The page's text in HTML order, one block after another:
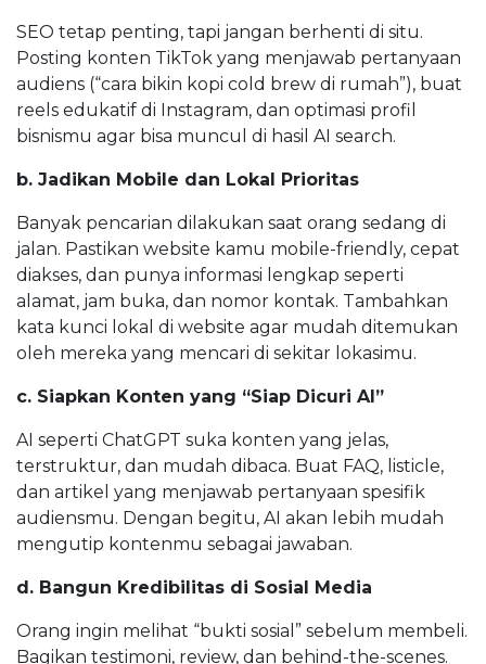
SEO tetap penting, tapi jangan berhenti di situ.
Posting konten TikTok yang menjawab pertanyaan
audiens (“cara bikin kopi cold brew di rumah”), buat
reels edukatif di Instagram, dan optimasi profil
bisnismu agar bisa muncul di hasil AI search.
b. Jadikan Mobile dan Lokal Prioritas
Banyak pencarian dilakukan saat orang sedang di
jalan. Pastikan website kamu mobile-friendly, cepat
diakses, dan punya informasi lengkap seperti
alamat, jam buka, dan nomor kontak. Tambahkan
kata kunci lokal di website agar mudah ditemukan
oleh mereka yang mencari di sekitar lokasimu.
c. Siapkan Konten yang “Siap Dicuri AI”
AI seperti ChatGPT suka konten yang jelas,
terstruktur, dan mudah dibaca. Buat FAQ, listicle,
dan artikel yang menjawab pertanyaan spesifik
audiensmu. Dengan begitu, AI akan lebih mudah
mengutip kontenmu sebagai jawaban.
d. Bangun Kredibilitas di Sosial Media
Orang ingin melihat “bukti sosial” sebelum membeli.
Bagikan testimoni, review, dan behind-the-scenes.